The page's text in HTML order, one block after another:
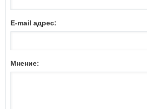
E-mail адрес:
Мнение: